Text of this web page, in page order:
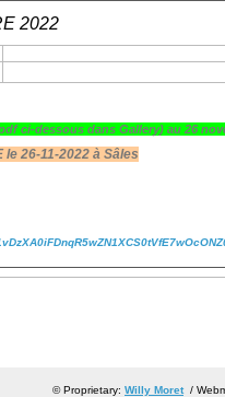
2022
ci-dessous dans Gallery) au 26
le 26-11-2022 à Sâles
© Proprietary: Willy Moret/